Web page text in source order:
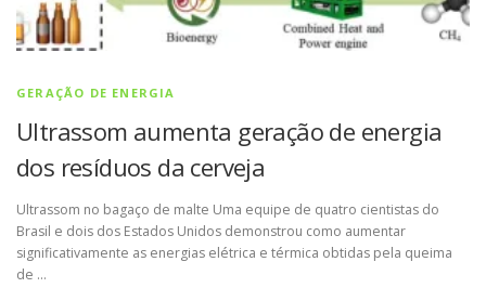
GERAÇÃO DE ENERGIA
Ultrassom aumenta geração de energia
dos resíduos da cerveja
Ultrassom no bagaço de malte Uma equipe de quatro cientistas do
Brasil e dois dos Estados Unidos demonstrou como aumentar
significativamente as energias elétrica e térmica obtidas pela queima
de …